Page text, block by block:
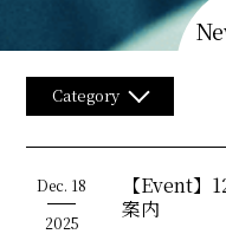
Category
Dec. 18
2025
【Event】
案内